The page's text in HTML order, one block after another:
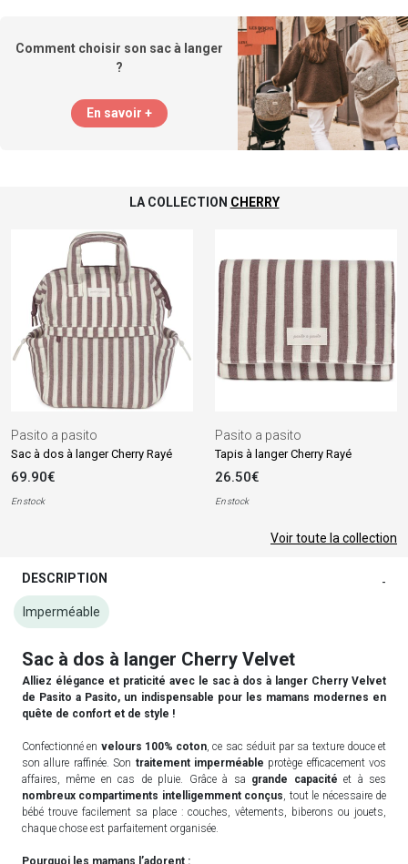
Comment choisir son sac à langer
?
En savoir +
LA COLLECTION CHERRY
Pasito a pasito
Sac à dos à langer Cherry Rayé
69.90€
En stock
Pasito a pasito
Tapis à langer Cherry Rayé
26.50€
En stock
Voir toute la collection
DESCRIPTION -
Imperméable
Sac à dos à langer Cherry Velvet
Alliez élégance et praticité avec le sac à dos à langer Cherry Velvet
de Pasito a Pasito, un indispensable pour les mamans modernes en
quête de confort et de style !
Confectionné en velours 100% coton , ce sac séduit par sa texture douce et
son allure raffinée. Son traitement imperméable protège efficacement vos
affaires, même en cas de pluie. Grâce à sa grande capacité et à ses
nombreux compartiments intelligemment conçus , tout le nécessaire de
bébé trouve facilement sa place : couches, vêtements, biberons ou jouets,
chaque chose est parfaitement organisée.
Pourquoi les mamans l’adorent :